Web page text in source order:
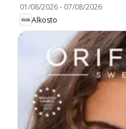
01/08/2026- 07/08/2026
Alkosto